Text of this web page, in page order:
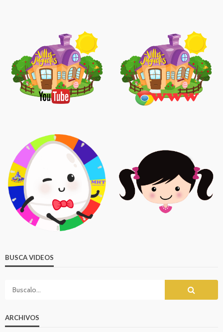
BUSCA VIDEOS
ARCHIVOS